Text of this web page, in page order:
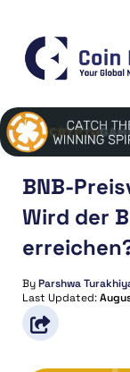
BNB-
Wird der
ByParshwa
Last Updated: